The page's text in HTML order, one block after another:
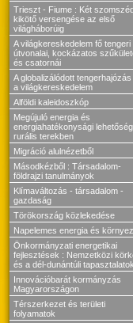
Trieszt - Fiume : Két
kikötő versengése az első
világháborúig
A világkereskedelem fő tengeri
útvonalai, kockázatos
és csatornái
A globalizálódott tengerhajózás
a világkereskedelem
Alföldi kaleidoszkóp
Megújuló energia és
energiahatékonysági
rurális terekben
Migráció alulnézetből
Másodkézből : Társadalom-
földrajzi tanulmányok
Klímaváltozás - társadalom -
gazdaság
Törökország közlekedése
Napelemes energia és
Önkormányzati energetikai
fejlesztések : Nemzetközi
és a dél-dunántúli tapasztalatok
Innovációbarát kormányzás
Magyarországon
Térszerkezet és területi
folyamatok